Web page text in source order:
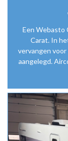
Een Webasto
Carat. In
vervangen
aangelegd.